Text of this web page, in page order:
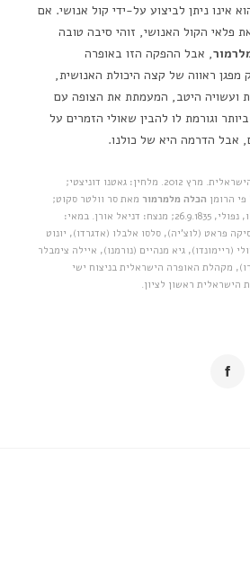
אינו ניתן לביצוע על-ידי קול אנושי. אם
פלאי הקול האנושי, זוהי סיבה טובה
, אבל ההפקה הזו באופרה
ראווה של קצה היכולת האנושית,
ועשויה היטב, המעמתת את הצופה עם
וגורמת לו להבין שאולי הזמרים על
אבל הדרמה היא של כולנו.
באופרה הישראלית. מרץ 2012. מלחין: גאטנו דוניצטי;
הרומן הכלה מלמרמור מאת סר וולטר סקוט;
הצגת בכורה: תאטרו סן קרלו, נפולי, 26.9.1835; מנצח: דניאל אורן. במאי:
פראט (לוצ'יה), סלסו אלבלו (אדגרדו), יונוט
(ריימונדו), גיא מנהיים (נורמנו), איילה צימבלר
מקהלת האופרה הישראלית בניצוח ישי
הישראלית ראשון לציון.